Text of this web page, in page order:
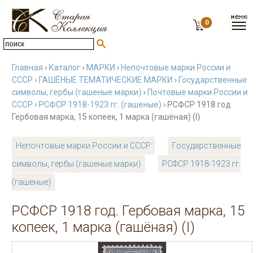
0
Главная › Каталог › МАРКИ › Непочтовые марки России и
СССР › ГАШЁНЫЕ ТЕМАТИЧЕСКИЕ МАРКИ › Государственные
символы, гербы (гашеные марки) › Почтовые марки России и
СССР › РСФСР 1918-1923 гг. (гашеные) › РСФСР 1918 год.
Гербовая марка, 15 копеек, 1 марка (гашёная) (I)
Непочтовые марки России и СССР
Государственные
символы, гербы (гашеные марки)
РСФСР 1918-1923 гг.
(гашеные)
РСФСР 1918 год. Гербовая марка, 15
копеек, 1 марка (гашёная) (I)